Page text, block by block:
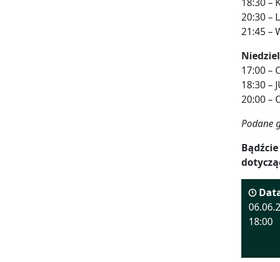
20:30 –
21:45 –
17:00 –
18:30 –
20:00 –
Podane
18:00